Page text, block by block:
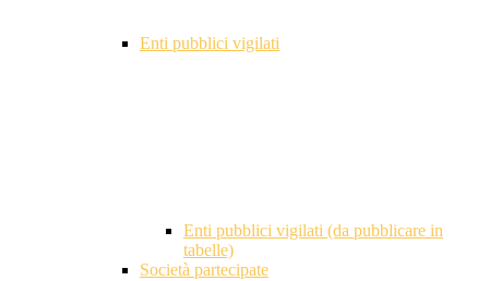
Enti pubblici vigilati
Enti pubblici vigilati (da pubblicare in
tabelle)
Società partecipate